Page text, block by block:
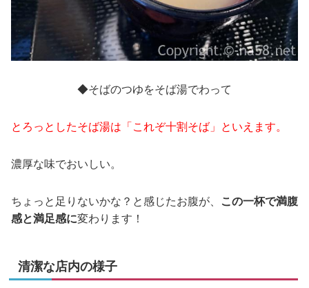
◆そばのつゆをそば湯でわって
とろっとしたそば湯は「これぞ十割そば」といえます。
濃厚な味でおいしい。
ちょっと足りないかな？と感じたお腹が、
この一杯で満腹
感と満足感に変わります！
清潔な店内の様子